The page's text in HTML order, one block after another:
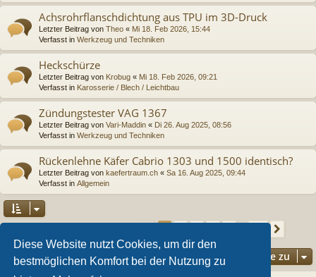
Diese Website nutzt Cookies, um dir den
bestmöglichen Komfort bei der Nutzung zu
Achsrohrflanschdichtung aus TPU im 3D-Druck
Letzter Beitrag von Theo « Mi 18. Feb 2026, 15:44
Verfasst in Werkzeug und Techniken
Heckschürze
Letzter Beitrag von Krobug « Mi 18. Feb 2026, 09:21
Verfasst in Karosserie / Blech / Leichtbau
Zündungstester VAG 1367
Letzter Beitrag von Vari-Maddin « Di 26. Aug 2025, 08:56
Verfasst in Werkzeug und Techniken
Rückenlehne Käfer Cabrio 1303 und 1500 identisch?
Letzter Beitrag von kaefertraum.ch « Sa 16. Aug 2025, 09:44
Verfasst in Allgemein
Gehe zu